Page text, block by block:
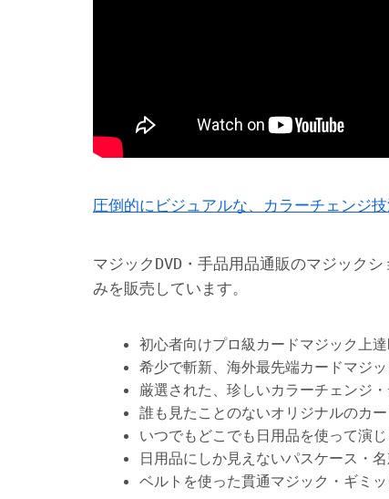
圧倒的にビジュアルな、カラーチェンジ
マジックDVD・手品用品通販のマジックシ
みを販売しています。
初心者向けプロ級カードマジック上達
希少で斬新、海外最先端カードマジ
厳選された、珍しいカラーチェンジ
誰も見たことのないオリジナルのカ
いつでもどこでも日用品を使って演
日用品にしか見えないパスケース・
ベルトを使った貫通マジック・ギミッ